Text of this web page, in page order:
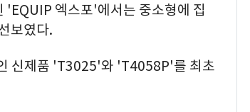
'EQUIP 엑스포'에서는 중소형에 집
보였다.
신제품 'T3025'와 'T4058P'를 최초